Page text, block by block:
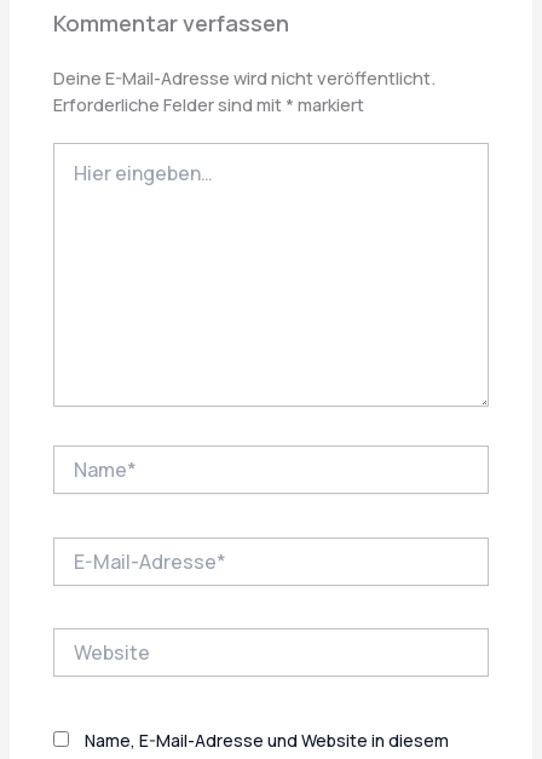
Kommentar verfassen
Deine E-Mail-Adresse wird nicht veröffentlicht.
Erforderliche Felder sind mit * markiert
eingeben…
Mail-
Name, E-Mail-Adresse und Website in diesem